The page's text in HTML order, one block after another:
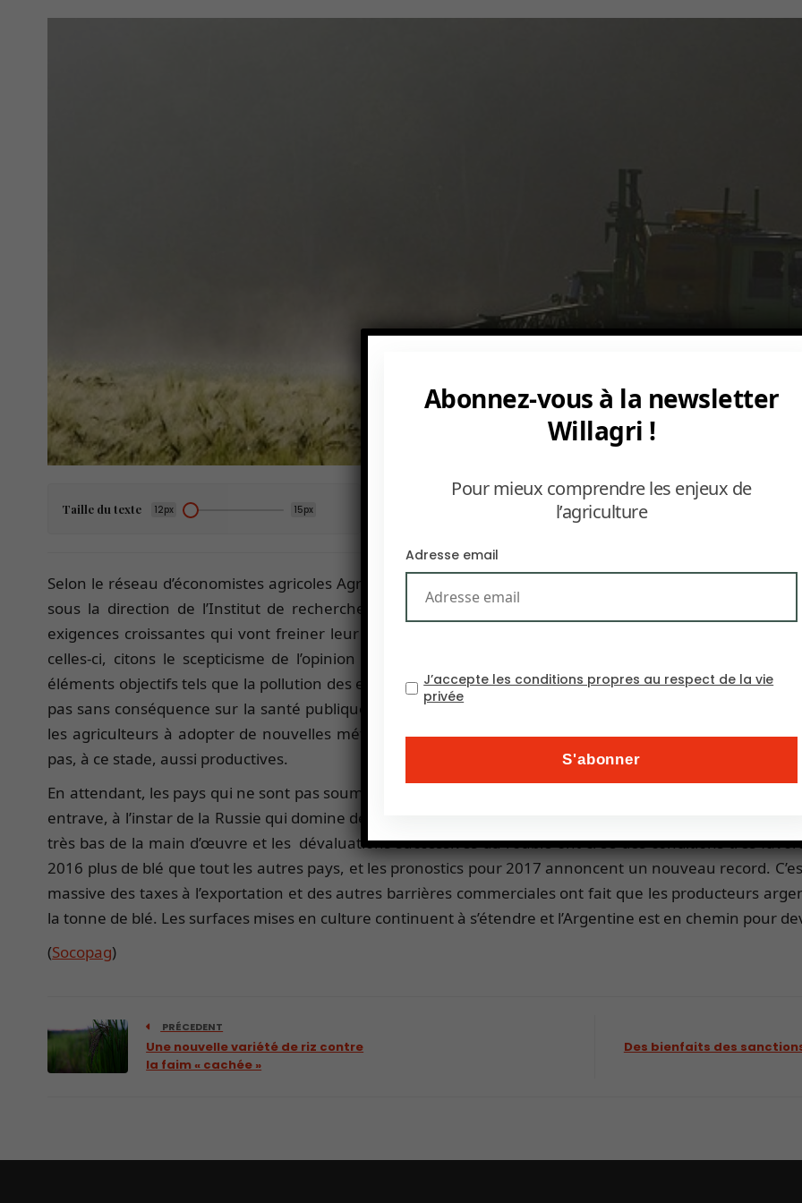
Taille du texte 12px 15px
Selon le réseau d’économistes agricoles Agri Benchmark Cash Crop réuni à Berlin, il y a quelques jours,
sous la direction de l’Institut de recherches von Thünen, les grandes cultures sont soumises à des
exigences croissantes qui vont freiner leur développement et l’accroissement de la production. Parmi
celles-ci, citons le scepticisme de l’opinion publique vis-à-vis de l’agriculture intensive mais aussi des
éléments objectifs tels que la pollution des eaux par les nitrates et l’utilisation des pesticides qui ne sont
pas sans conséquence sur la santé publique. Autant d’éléments qui poussent et vont pousser à l’avenir
les agriculteurs à adopter de nouvelles méthodes dans la conduite de leurs cultures. Mais qui ne sont
pas, à ce stade, aussi productives.
En attendant, les pays qui ne sont pas soumis aux mêmes contraintes développent leur production sans
entrave, à l’instar de la Russie qui domine désormais le marché mondial du blé. Dans ce pays le coût
très bas de la main d’œuvre et les dévaluations successives du rouble ont créé des conditions très
2016 plus de blé que tout les autres pays, et les pronostics pour 2017 annoncent un nouveau record.
massive des taxes à l’exportation et des autres barrières commerciales ont fait que les producteurs
la tonne de blé. Les surfaces mises en culture continuent à s’étendre et l’Argentine est en chemin pour
(Socopag)
PRÉCEDENT
Une nouvelle variété de riz contre
la faim « cachée »
Des bienfaits des
Abonnez-vous à la newsletter
Willagri !
Pour mieux comprendre les enjeux de
l’agriculture
Adresse email
J’accepte les conditions propres au respect de la vie
privée